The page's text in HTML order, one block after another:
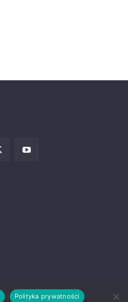
Polityka prywatności